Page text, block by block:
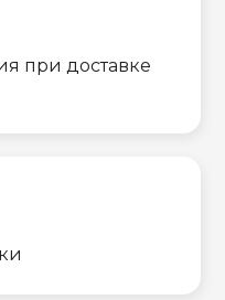
при доставке